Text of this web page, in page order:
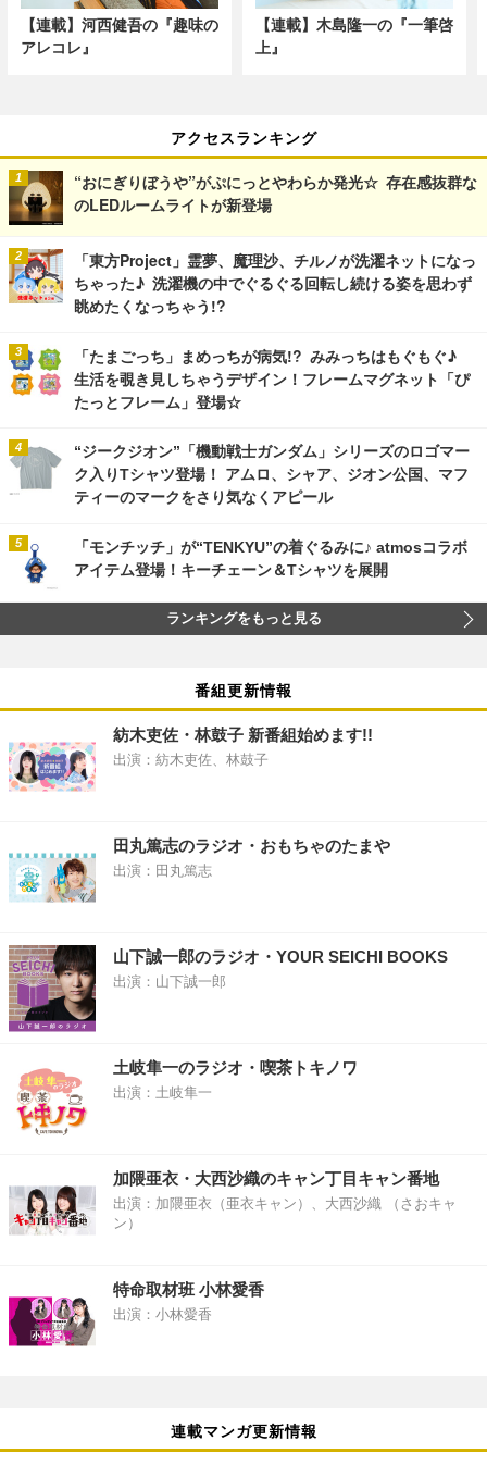
【連載】河西健吾の『趣味の
アレコレ』
【連載】木島隆一の『一筆啓
上』
アクセスランキング
“おにぎりぼうや”がぷにっとやわらか発光☆ 存在感抜群な
のLEDルームライトが新登場
「東方Project」霊夢、魔理沙、チルノが洗濯ネットになっ
ちゃった♪ 洗濯機の中でぐるぐる回転し続ける姿を思わず
眺めたくなっちゃう!?
「たまごっち」まめっちが病気!? みみっちはもぐもぐ♪
生活を覗き見しちゃうデザイン！フレームマグネット「ぴ
たっとフレーム」登場☆
“ジークジオン”「機動戦士ガンダム」シリーズのロゴマー
ク入りTシャツ登場！ アムロ、シャア、ジオン公国、マフ
ティーのマークをさり気なくアピール
「モンチッチ」が“TENKYU”の着ぐるみに♪ atmosコラボ
アイテム登場！キーチェーン＆Tシャツを展開
ランキングをもっと見る
番組更新情報
紡木吏佐・林鼓子 新番組始めます!!
出演：紡木吏佐、林鼓子
田丸篤志のラジオ・おもちゃのたまや
出演：田丸篤志
山下誠一郎のラジオ・YOUR SEICHI BOOKS
出演：山下誠一郎
土岐隼一のラジオ・喫茶トキノワ
出演：土岐隼一
加隈亜衣・大西沙織のキャン丁目キャン番地
出演：加隈亜衣（亜衣キャン）、大西沙織 （さおキャ
ン）
特命取材班 小林愛香
出演：小林愛香
連載マンガ更新情報